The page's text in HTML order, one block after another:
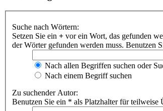
Suche nach Wörtern:
Setzen Sie ein + vor ein Wort, das gefunden
der Wörter gefunden werden muss. Benutzen
Nach allen Begriffen suchen oder
Nach einem Begriff suchen
Zu suchender Autor:
Benutzen Sie ein * als Platzhalter für teilweise